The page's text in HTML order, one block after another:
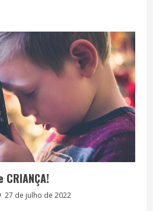
27 de julho de 2022